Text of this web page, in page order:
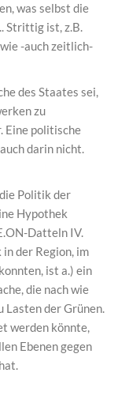
was selbst die
Strittig ist, z.B.
-auch zeitlich-
des Staates sei,
zu
Eine politische
darin nicht.
Politik der
Hypothek
Datteln IV.
der Region, im
ist a.) ein
die nach wie
Lasten der Grünen.
werden könnte,
Ebenen gegen